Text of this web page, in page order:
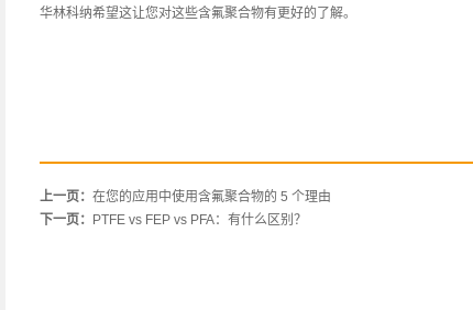
华林科纳希望这让您对这些含氟聚合物有更好的了解。
上一页： 在您的应用中使用含氟聚合物的 5 个理由
下一页：
PTFE vs FEP vs PFA：有什么区别？